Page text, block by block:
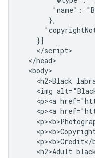
"name":
       },
    }]
    </script>
  </head>
  <body>
<h2>Black
<img
<p><a
<p><a
<h2>Adult